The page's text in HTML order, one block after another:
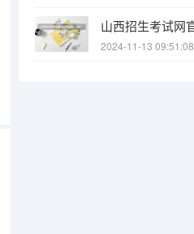
2024-11-13 09:51:08